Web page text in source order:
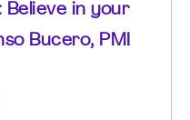
Believe in your
Bucero, PMI